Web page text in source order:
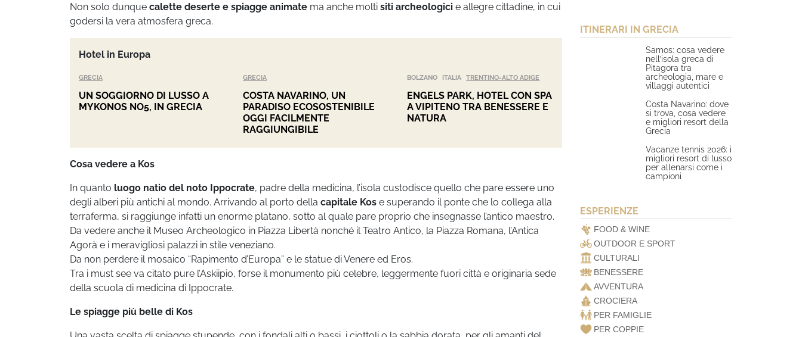
Non solo dunque calette deserte e spiagge animate ma anche molti siti archeologici e allegre cittadine, in cui
godersi la vera atmosfera greca.
Hotel in Europa
GRECIA
UN SOGGIORNO DI LUSSO A
MYKONOS NO5, IN GRECIA
GRECIA
COSTA NAVARINO, UN
PARADISO ECOSOSTENIBILE
OGGI FACILMENTE
RAGGIUNGIBILE
BOLZANO ITALIA TRENTINO-ALTO ADIGE
ENGELS PARK, HOTEL CON SPA
A VIPITENO TRA BENESSERE E
NATURA
Cosa vedere a Kos
In quanto luogo natio del noto Ippocrate, padre della medicina, l’isola custodisce quello che pare essere uno
degli alberi più antichi al mondo. Arrivando al porto della capitale Kos e superando il ponte che lo collega alla
terraferma, si raggiunge infatti un enorme platano, sotto al quale pare proprio che insegnasse l’antico maestro.
Da vedere anche il Museo Archeologico in Piazza Libertà nonché il Teatro Antico, la Piazza Romana, l’Antica
Agorà e i meravigliosi palazzi in stile veneziano.
Da non perdere il mosaico “Rapimento d’Europa” e le statue di Venere ed Eros.
Tra i must see va citato pure l’Askiipio, forse il monumento più celebre, leggermente fuori città e originaria sede
della scuola di medicina di Ippocrate.
Le spiagge più belle di Kos
ITINERARI IN GRECIA
Samos: cosa vedere
nell’isola greca di
Pitagora tra
archeologia, mare e
villaggi autentici
Costa Navarino: dove
si trova, cosa vedere
e migliori resort della
Grecia
Vacanze tennis 2026: i
migliori resort di lusso
per allenarsi come i
campioni
ESPERIENZE
FOOD & WINE
OUTDOOR E SPORT
CULTURALI
BENESSERE
AVVENTURA
CROCIERA
PER FAMIGLIE
PER COPPIE